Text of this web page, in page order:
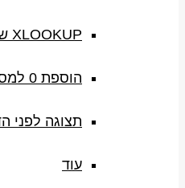
XLOOKUP שימוש בסיסי
הוספת 0 למספר טלפון עם Power Query
תצוגה לפני
עוד